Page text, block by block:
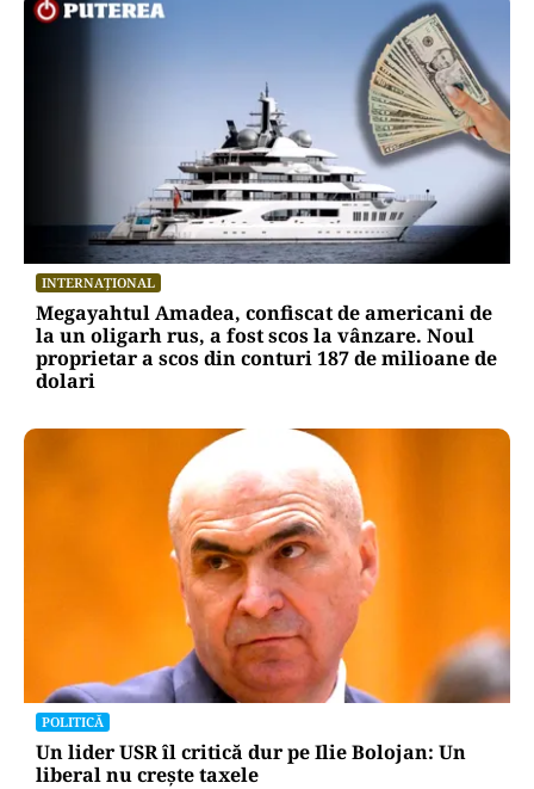
INTERNAȚIONAL
Megayahtul Amadea, confiscat de americani de
la un oligarh rus, a fost scos la vânzare. Noul
proprietar a scos din conturi 187 de milioane de
dolari
POLITICĂ
Un lider USR îl critică dur pe Ilie Bolojan: Un
liberal nu crește taxele